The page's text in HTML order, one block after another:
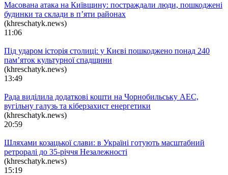
Масована атака на Київщину: постраждали люди, пошкоджені
будинки та склади в п’яти районах
(khreschatyk.news)
11:06
Під ударом історія столиці: у Києві пошкоджено понад 240
пам’яток культурної спадщини
(khreschatyk.news)
13:49
Рада виділила додаткові кошти на Чорнобильську АЕС,
вугільну галузь та кіберзахист енергетики
(khreschatyk.news)
20:59
Шляхами козацької слави: в Україні готують масштабний
ретроралі до 35-річчя Незалежності
(khreschatyk.news)
15:19